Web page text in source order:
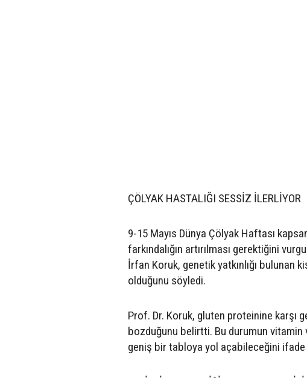
ÇÖLYAK HASTALIĞI SESSİZ İLERLİYOR
9-15 Mayıs Dünya Çölyak Haftası
farkındalığın artırılması gerektiğini
İrfan Koruk, genetik yatkınlığı bulunan
olduğunu söyledi.
Prof. Dr. Koruk, gluten proteinine karşı
bozduğunu belirtti. Bu durumun vitamin
geniş bir tabloya yol açabileceğini